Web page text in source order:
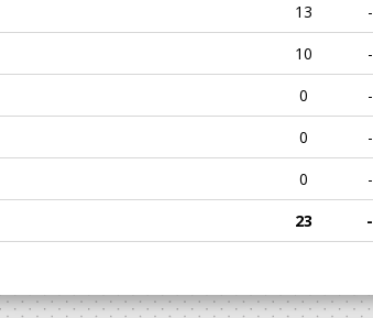
13 -
10 -
0 -
0 -
0 -
23 -